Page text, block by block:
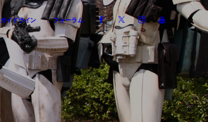
ガイドライン フォーラム